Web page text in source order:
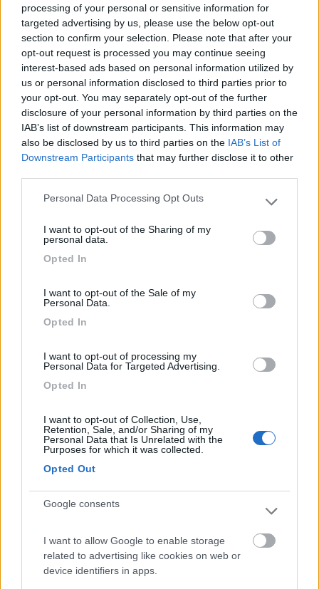
processing of your personal or sensitive information for
targeted advertising by us, please use the below opt-out
section to confirm your selection. Please note that after your
opt-out request is processed you may continue seeing
interest-based ads based on personal information utilized by
us or personal information disclosed to third parties prior to
your opt-out. You may separately opt-out of the further
disclosure of your personal information by third parties on the
IAB’s list of downstream participants. This information may
also be disclosed by us to third parties on the IAB’s List of
Downstream Participants that may further disclose it to other
Please note that this website/app uses one or more Google
not limited to your visit or usage behaviour. You may click to
use your data for below specified purposes in below Google
Personal Data Processing Opt Outs
I want to opt-out of the Sharing of my
personal data.
Opted In
I want to opt-out of the Sale of my
Personal Data.
Opted In
I want to opt-out of processing my
Personal Data for Targeted Advertising.
Opted In
I want to opt-out of Collection, Use,
Retention, Sale, and/or Sharing of my
Personal Data that Is Unrelated with the
Purposes for which it was collected.
Opted Out
Google consents
I want to allow Google to enable storage
related to advertising like cookies on web or
device identifiers in apps.
celeserpi
marob
2521
Inserito il02/09/2019
In risposta al messaggio diceleserpidel 02/09/2019
Buonasera,come da oggetto.mostro le foto della finestra dove un
supporto in materiale plastico ,si è staccato dal corpo finestra e si è
diviso in piccole parti.Allego le foto chiedendo se esiste un prodotto per
finestra.Grazie celeserpi
malauguratamente ti si stacca e fai del male a qualcuno...
Restate sani